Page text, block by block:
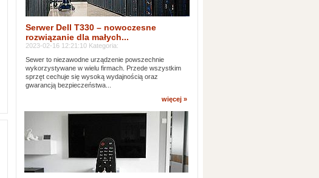
Serwer Dell T330 – nowoczesne
rozwiązanie dla małych...
2023-02-16 12:21:10 Kategoria:
Sewer to niezawodne urządzenie powszechnie
wykorzystywane w wielu firmach. Przede wszystkim
sprzęt cechuje się wysoką wydajnością oraz
gwarancją bezpieczeństwa...
więcej »